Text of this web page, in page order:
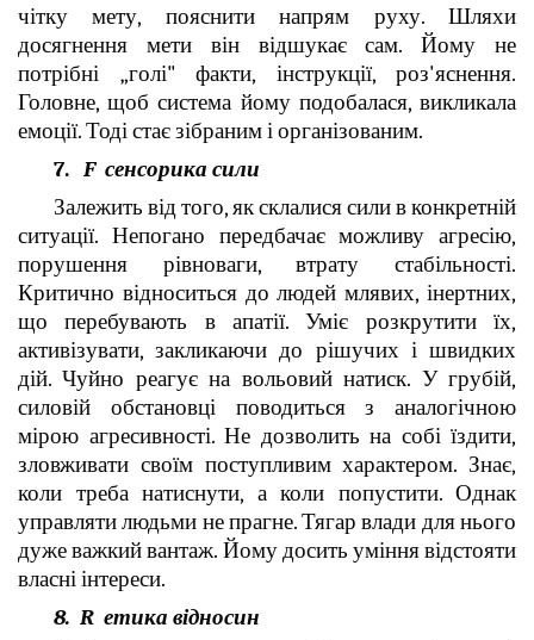
чітку мету, пояснити напрям руху. Шляхи
досягнення мети він відшукає сам. Йому не
потрібні „голі" факти, інструкції, роз'яснення.
Головне, щоб система йому подобалася, викликала
емоції. Тоді стає зібраним і організованим.
7. F сенсорика сили
Залежить від того, як склалися сили в конкретній
ситуації. Непогано передбачає можливу агресію,
порушення рівноваги, втрату стабільності.
Критично відноситься до людей млявих, інертних,
що перебувають в апатії. Уміє розкрутити їх,
активізувати, закликаючи до рішучих і швидких
дій. Чуйно реагує на вольовий натиск. У грубій,
силовій обстановці поводиться з аналогічною
мірою агресивності. Не дозволить на собі їздити,
зловживати своїм поступливим характером. Знає,
коли треба натиснути, а коли попустити. Однак
управляти людьми не прагне. Тягар влади для нього
дуже важкий вантаж. Йому досить уміння відстояти
власні інтереси.
8. R етика відносин